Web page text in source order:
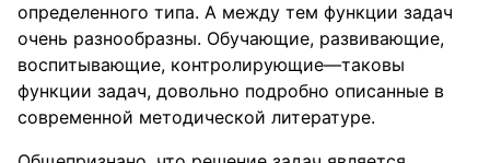
определенного типа. А между тем функции задач
очень разнообразны. Обучающие, развивающие,
воспитывающие, контролирующие—таковы
функции задач, довольно подробно описанные в
современной методической литературе.